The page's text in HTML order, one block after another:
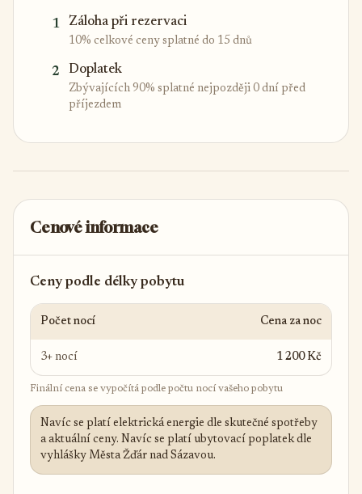
1 Záloha při rezervaci
10% celkové ceny splatné do 15 dnů
2 Doplatek
Zbývajících 90% splatné nejpozději 0 dní před
příjezdem
Cenové informace
Ceny podle délky pobytu
Počet nocí Cena za noc
3+ nocí 1 200 Kč
Finální cena se vypočítá podle počtu nocí vašeho pobytu
Navíc se platí elektrická energie dle skutečné spotřeby
a aktuální ceny. Navíc se platí ubytovací poplatek dle
vyhlášky Města Žďár nad Sázavou.